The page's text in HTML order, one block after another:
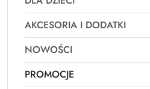
AKCESORIA I DODATKI
NOWOŚCI
PROMOCJE